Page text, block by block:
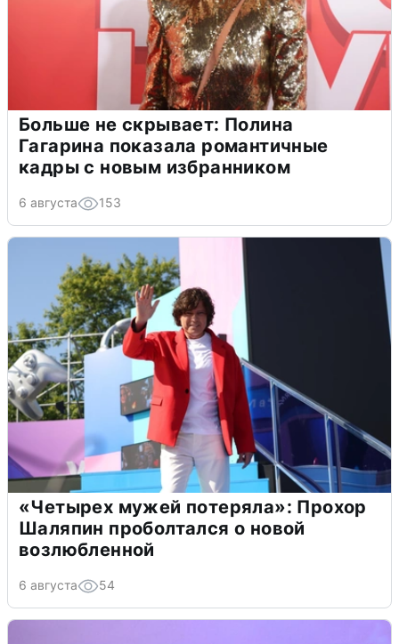
Больше не скрывает: Полина
Гагарина показала романтичные
кадры с новым избранником
6 августа 153
«Четырех мужей потеряла»: Прохор
Шаляпин проболтался о новой
возлюбленной
6 августа 54